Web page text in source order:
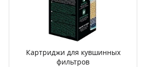
Картриджи для кувшинных
фильтров